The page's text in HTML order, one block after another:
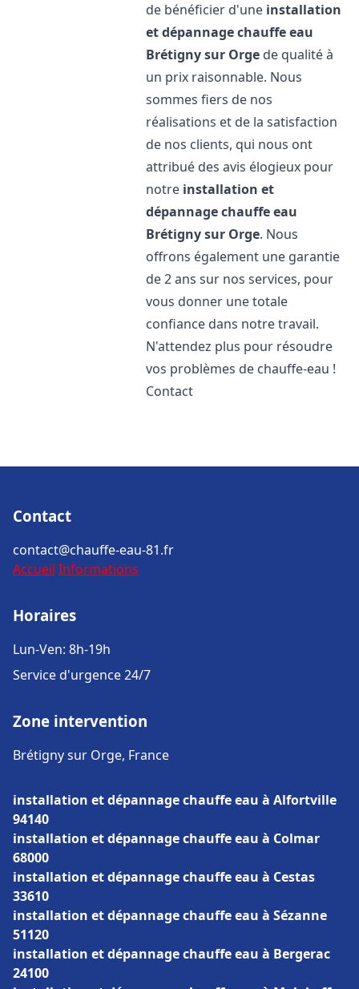
de bénéficier d'une installation
et dépannage chauffe eau
Brétigny sur Orge de qualité à
un prix raisonnable. Nous
sommes fiers de nos
réalisations et de la satisfaction
de nos clients, qui nous ont
attribué des avis élogieux pour
notre installation et
dépannage chauffe eau
Brétigny sur Orge. Nous
offrons également une garantie
de 2 ans sur nos services, pour
vous donner une totale
confiance dans notre travail.
N'attendez plus pour résoudre
vos problèmes de chauffe-eau !
Contact
Contact
contact@chauffe-eau-81.fr
Accueil Informations
Horaires
Lun-Ven: 8h-19h
Service d'urgence 24/7
Zone intervention
Brétigny sur Orge, France
installation et dépannage chauffe eau à Alfortville
94140
installation et dépannage chauffe eau à Colmar
68000
installation et dépannage chauffe eau à Cestas
33610
installation et dépannage chauffe eau à Sézanne
51120
installation et dépannage chauffe eau à Bergerac
24100